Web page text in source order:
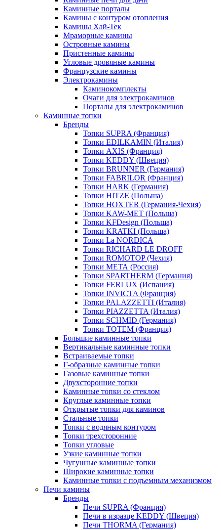
Каминные порталы
Камины с контуром отопления
Камины Хай-Тек
Мраморные камины
Островные камины
Пристенные камины
Угловые дровяные камины
Французские камины
Электрокамины
Каминокомплекты
Очаги для электрокаминов
Порталы для электрокаминов
Каминные топки
Бренды
Топки SUPRA (Франция)
Топки EDILKAMIN (Италия)
Топки AXIS (Франция)
Топки KEDDY (Швеция)
Топки BRUNNER (Германия)
Топки FABRILOR (Франция)
Топки HARK (Германия)
Топки HITZE (Польша)
Топки HOXTER (Германия-Чехия)
Топки KAW-MET (Польша)
Топки KFDesign (Польша)
Топки KRATKI (Польша)
Топки La NORDICA
Топки RICHARD LE DROFF
Топки ROMOTOP (Чехия)
Топки МЕТА (Россия)
Топки SPARTHERM (Германия)
Топки FERLUX (Испания)
Топки INVICTA (Франция)
Топки PALAZZETTI (Италия)
Топки PIAZZETTA (Италия)
Топки SCHMID (Германия)
Топки TOTEM (Франция)
Большие каминные топки
Вертикальные каминные топки
Встраиваемые топки
Г-образные каминные топки
Газовые каминные топки
Двухсторонние топки
Каминные топки со стеклом
Круглые каминные топки
Открытые топки для каминов
Стальные топки
Топки с водяным контуром
Топки трехсторонние
Топки угловые
Узкие каминные топки
Чугунные каминные топки
Широкие каминные топки
Каминные топки с подъемным механизмом
Печи камины
Бренды
Печи SUPRA (Франция)
Печи в изразце KEDDY (Швеция)
Печи THORMA (Германия)